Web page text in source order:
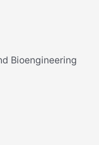
Bioengineering